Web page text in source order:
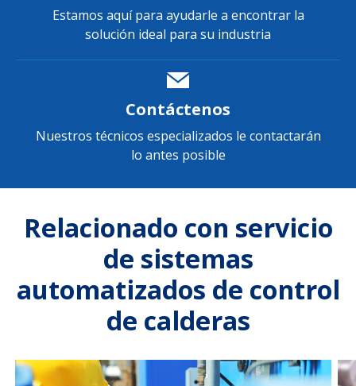
Estamos aquí para ayudarle a encontrar la
solución ideal para su industria
Contáctenos
Nuestros técnicos especializados le contactarán
lo antes posible
Relacionado con servicio
de sistemas
automatizados de control
de calderas